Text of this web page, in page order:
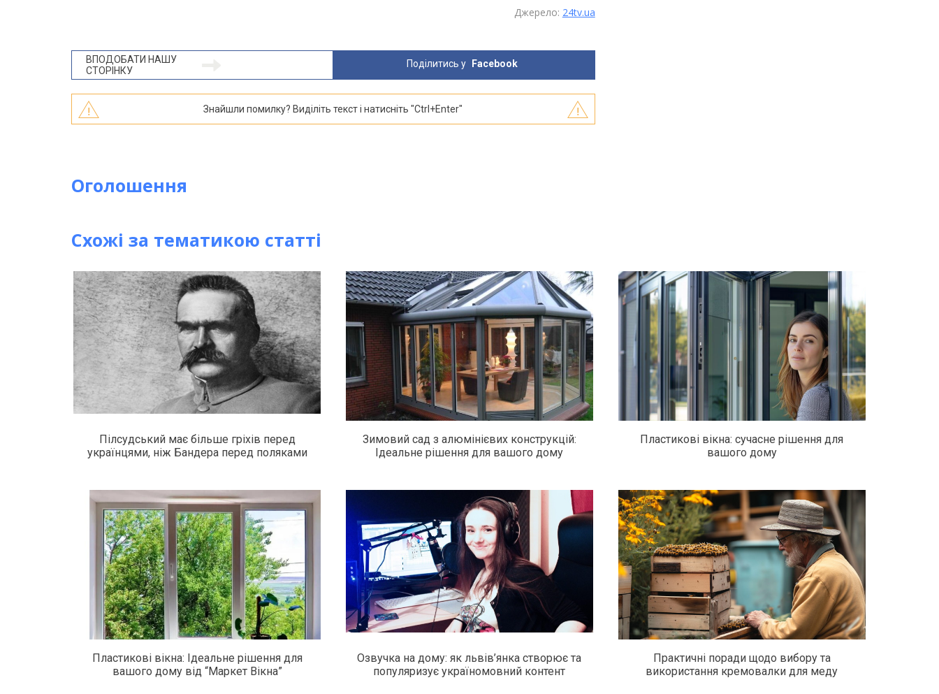
Джерело: 24tv.ua
ВПОДОБАТИ НАШУ
СТОРІНКУ
Поділитись у Facebook
Знайшли помилку? Виділіть текст і натисніть "Ctrl+Enter"
Оголошення
Схожі за тематикою статті
Пілсудський має більше гріхів перед
українцями, ніж Бандера перед поляками
Зимовий сад з алюмінієвих конструкцій:
Ідеальне рішення для вашого дому
Пластикові вікна: сучасне рішення для
вашого дому
Пластикові вікна: Ідеальне рішення для
вашого дому від “Маркет Вікна”
Озвучка на дому: як львів’янка створює та
популяризує україномовний контент
Практичні поради щодо вибору та
використання кремовалки для меду